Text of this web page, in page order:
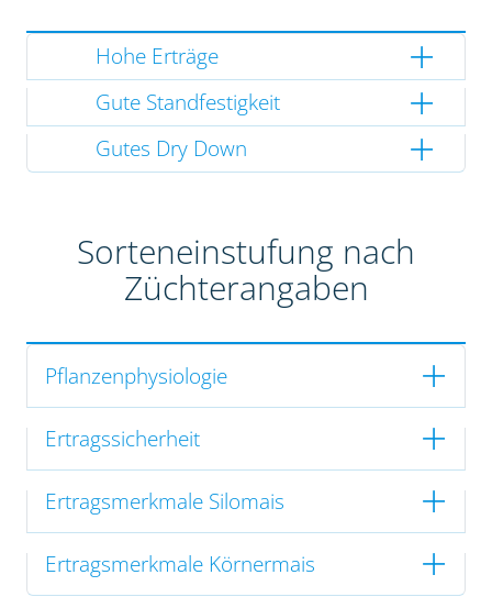
Hohe Erträge
Gute Standfestigkeit
Gutes Dry Down
Sorteneinstufung nach
Züchterangaben
Pflanzenphysiologie
Ertragssicherheit
Ertragsmerkmale Silomais
Ertragsmerkmale Körnermais